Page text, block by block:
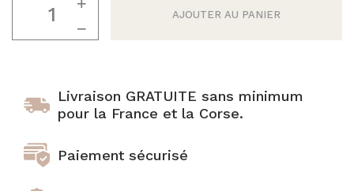
argent
AJOUTER AU PANIER
Livraison GRATUITE sans minimum
pour la France et la Corse.
Paiement sécurisé